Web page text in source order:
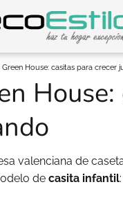
Green House: casitas para crecer
valenciana de
de casita infantil